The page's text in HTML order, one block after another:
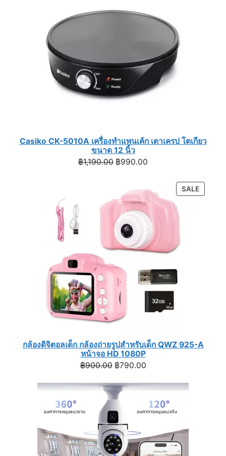
Casiko CK-5010A เครื่องทำแพนเค้ก เตาเครป โตเกียว
ขนาด 12 นิ้ว
฿1,190.00 Original
฿1,190.00.
฿990.00
฿990.00.
SALE
ON
กล้องดิจิตอลเด็ก กล้องถ่ายรูปสำหรับเด็ก QWZ 925-A
หน้าจอ HD 1080P
฿900.00 Original
was:
฿900.00.
฿790.00Current
is:
฿790.00.